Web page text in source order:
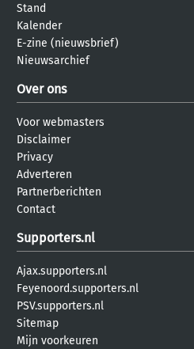
Stand
Kalender
E-zine (nieuwsbrief)
Nieuwsarchief
Over ons
Voor webmasters
Disclaimer
Privacy
Adverteren
Partnerberichten
Contact
Supporters.nl
Ajax.supporters.nl
Feyenoord.supporters.nl
PSV.supporters.nl
Sitemap
Mijn voorkeuren